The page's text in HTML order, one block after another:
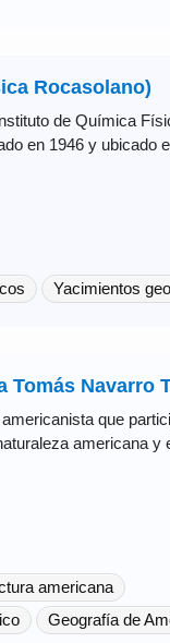
Rocasolano)
de Química
en 1946 y ubicado
Yacimientos
Navarro
que
americana y
americana
Geografía de